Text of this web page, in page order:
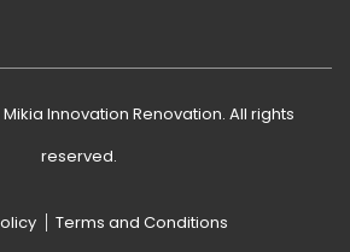
Innovation Renovation. All rights
reserved.
Terms and Conditions